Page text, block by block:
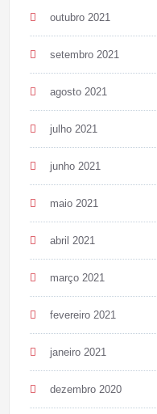
outubro 2021
setembro 2021
agosto 2021
julho 2021
junho 2021
maio 2021
abril 2021
março 2021
fevereiro 2021
janeiro 2021
dezembro 2020